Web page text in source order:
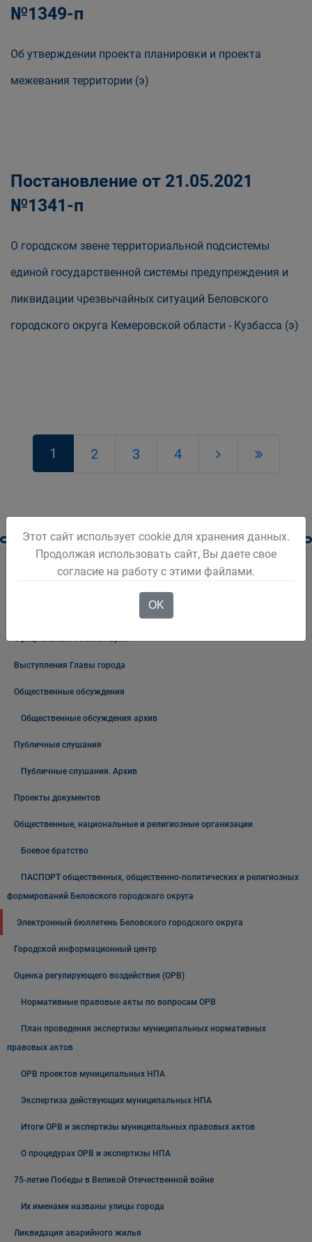
№1349-п
Об утверждении проекта планировки и проекта
межевания территории (э)
Постановление от 21.05.2021
№1341-п
О городском звене территориальной подсистемы
единой государственной системы предупреждения и
ликвидации чрезвычайных ситуаций Беловского
городского округа Кемеровской области - Кузбасса (э)
1 2 3 4
Новости Белова
Официальный комментарий
Выступления Главы города
Общественные обсуждения
Общественные обсуждения архив
Публичные слушания
Публичные слушания. Архив
Проекты документов
Общественные, национальные и религиозные организации
Боевое братство
ПАСПОРТ общественных, общественно-политических и религиозных
формирований Беловского городского округа
Электронный бюллетень Беловского городского округа
Городской информационный центр
Оценка регулирующего воздействия (ОРВ)
Нормативные правовые акты по вопросам ОРВ
План проведения экспертизы муниципальных нормативных
правовых актов
ОРВ проектов муниципальных НПА
Экспертиза действующих муниципальных НПА
Итоги ОРВ и экспертизы муниципальных правовых актов
О процедурах ОРВ и экспертизы НПА
75-летие Победы в Великой Отечественной войне
Их именами названы улицы города
Ликвидация аварийного жилья
Этот сайт использует cookie для хранения данных.
Продолжая использовать сайт, Вы даете свое
согласие на работу с этими файлами.
OK